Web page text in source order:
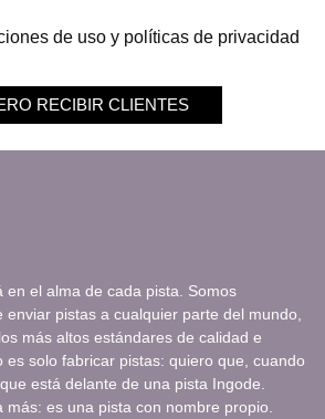
de uso y políticas de privacidad
RECIBIR CLIENTES
en el alma de cada pista. Somos
pistas a cualquier parte del mundo,
más altos estándares de calidad e
es solo fabricar pistas: quiero que, cuando
está delante de una pista Ingode.
más: es una pista con nombre propio.